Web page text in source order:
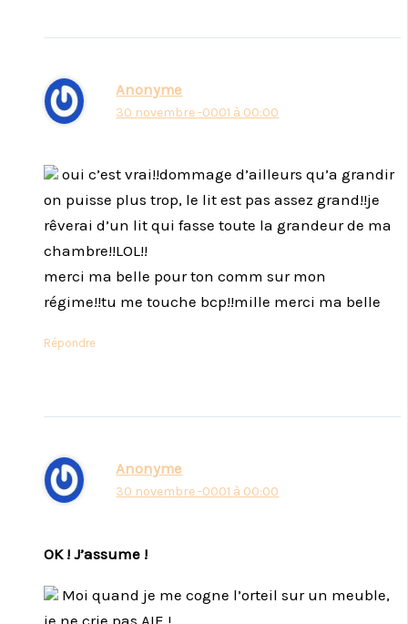
Anonyme
30 novembre -0001 à 00:00
oui c’est vrai!!dommage d’ailleurs qu’a grandir
on puisse plus trop, le lit est pas assez grand!!je
rêverai d’un lit qui fasse toute la grandeur de ma
chambre!!LOL!!
merci ma belle pour ton comm sur mon
régime!!tu me touche bcp!!mille merci ma belle
Répondre
Anonyme
30 novembre -0001 à 00:00
OK ! J’assume !
Moi quand je me cogne l’orteil sur un meuble,
je ne crie pas AIE !